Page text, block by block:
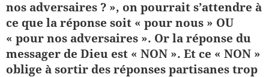
nos adversaires ? », on pourrait s’attendre à
ce que la réponse soit « pour nous » OU
« pour nos adversaires ». Or la réponse du
messager de Dieu est « NON ». Et ce « NON »
oblige à sortir des réponses partisanes trop